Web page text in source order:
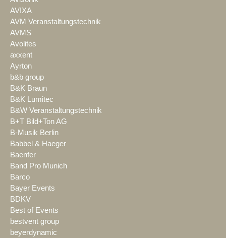
AVIXA
AVM Veranstaltungstechnik
AVMS
Avolites
axxent
Ayrton
b&b group
B&K Braun
B&K Lumitec
B&W Veranstaltungstechnik
B+T Bild+Ton AG
B-Musik Berlin
Babbel & Haeger
Baenfer
Band Pro Munich
Barco
Bayer Events
BDKV
Best of Events
bestvent group
beyerdynamic